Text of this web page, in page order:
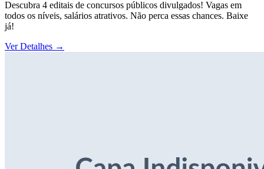
Descubra 4 editais de concursos públicos divulgados! Vagas em
todos os níveis, salários atrativos. Não perca essas chances. Baixe
já!
Ver Detalhes →